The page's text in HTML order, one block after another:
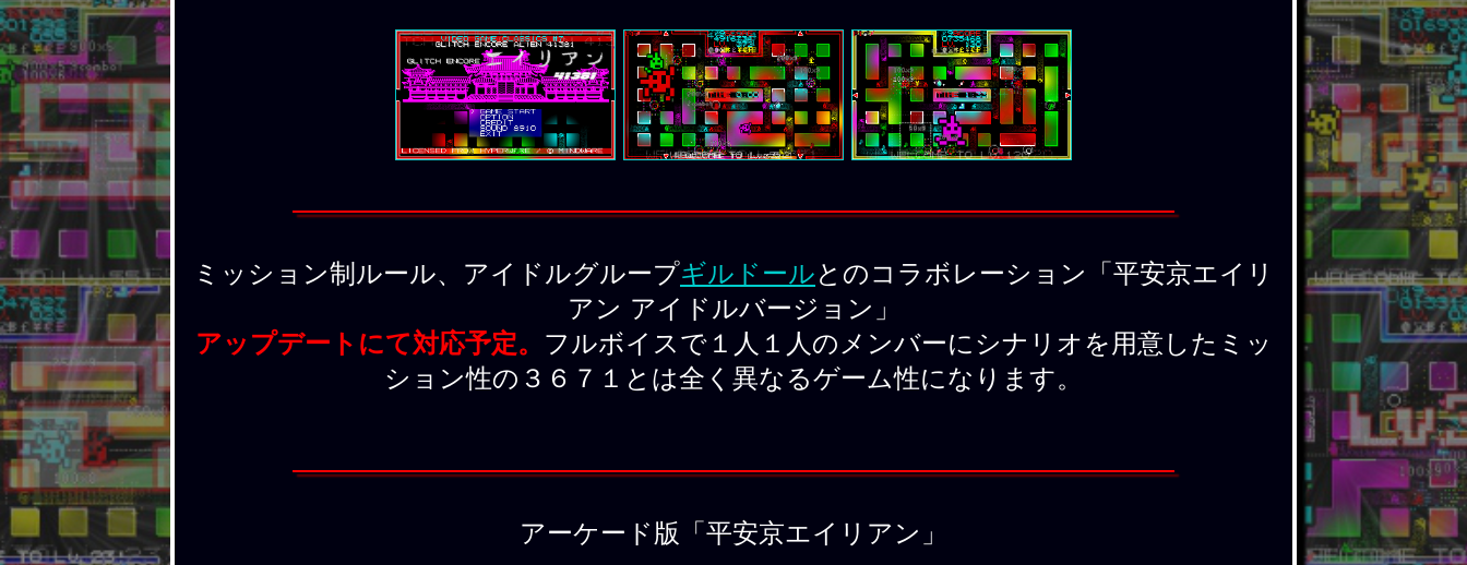
ミッション制ルール、アイドルグループギルドールとのコラボレーション「平安京エイリ
アン アイドルバージョン」
アップデートにて対応予定。 フルボイスで１人１人のメンバーにシナリオを用意したミッ
ション性の３６７１とは全く異なるゲーム性になります。
アーケード版「平安京エイリアン」